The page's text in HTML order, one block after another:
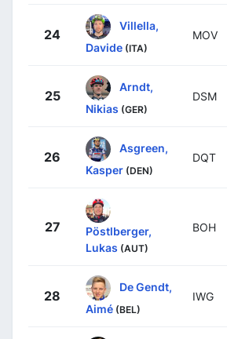
24
Villella,
Davide (ITA)
MOV
25
Arndt,
Nikias (GER)
DSM
26
Asgreen,
Kasper (DEN)
DQT
27
Pöstlberger,
Lukas (AUT)
BOH
28
De Gendt,
Aimé (BEL)
IWG